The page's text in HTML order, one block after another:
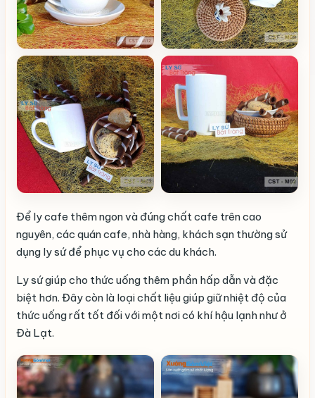
Để ly cafe thêm ngon và đúng chất cafe trên cao
nguyên, các quán cafe, nhà hàng, khách sạn thường sử
dụng ly sứ để phục vụ cho các du khách.
Ly sứ giúp cho thức uống thêm phần hấp dẫn và đặc
biệt hơn. Đây còn là loại chất liệu giúp giữ nhiệt độ của
thức uống rất tốt đối với một nơi có khí hậu lạnh như ở
Đà Lạt.